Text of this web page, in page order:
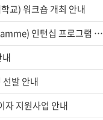
교) 워크숍 개최 안내
2023년 유엔세계식량계획(World Food Programme) 인턴십 프로그램 참가자 모집 안내
발 안내
자 지원사업 안내